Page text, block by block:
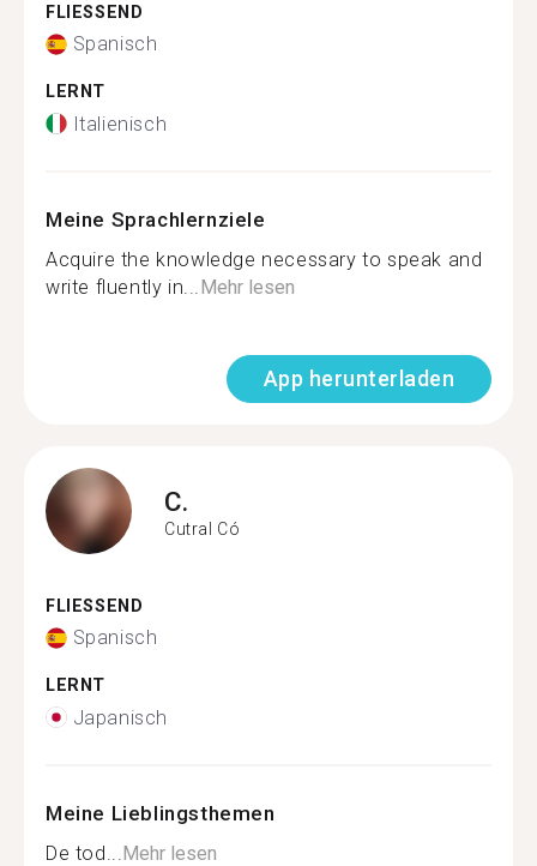
FLIESSEND
Spanisch
LERNT
Italienisch
Meine Sprachlernziele
Acquire the knowledge necessary to speak and
write fluently in... Mehr lesen
App herunterladen
C.
Cutral Có
FLIESSEND
Spanisch
LERNT
Japanisch
Meine Lieblingsthemen
De tod... Mehr lesen